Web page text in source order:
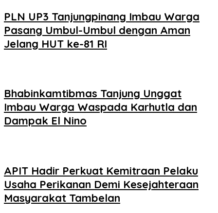
PLN UP3 Tanjungpinang Imbau Warga
Pasang Umbul-Umbul dengan Aman
Jelang HUT ke-81 RI
Bhabinkamtibmas Tanjung Unggat
Imbau Warga Waspada Karhutla dan
Dampak El Nino
APIT Hadir Perkuat Kemitraan Pelaku
Usaha Perikanan Demi Kesejahteraan
Masyarakat Tambelan